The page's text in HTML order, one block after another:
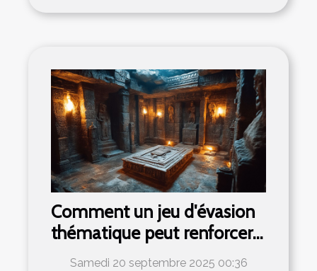
Comment un jeu d'évasion
thématique peut renforcer
l'esprit d'équipe ?
Samedi 20 septembre 2025 00:36